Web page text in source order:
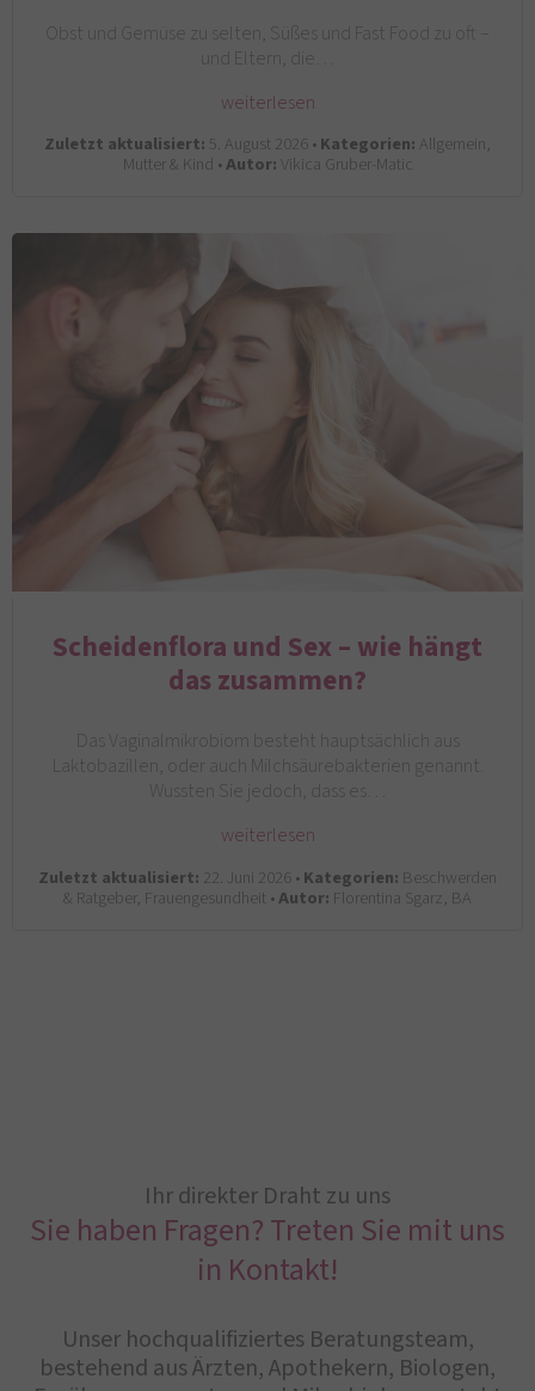
Obst und Gemüse zu selten, Süßes und Fast Food zu oft –
und Eltern, die…
weiterlesen
Zuletzt aktualisiert: 5. August 2026 •Kategorien: Allgemein,
Mutter & Kind •Autor:Vikica Gruber-Matic
Scheidenflora und Sex – wie hängt
das zusammen?
Das Vaginalmikrobiom besteht hauptsächlich aus
Laktobazillen, oder auch Milchsäurebakterien genannt.
Wussten Sie jedoch, dass es…
weiterlesen
Zuletzt aktualisiert: 22. Juni 2026 •Kategorien: Beschwerden
& Ratgeber, Frauengesundheit •Autor: Florentina Sgarz, BA
Ihr direkter Draht zu uns
Sie haben Fragen? Treten Sie mit uns
in Kontakt!
Unser hochqualifiziertes Beratungsteam,
bestehend aus Ärzten, Apothekern, Biologen,